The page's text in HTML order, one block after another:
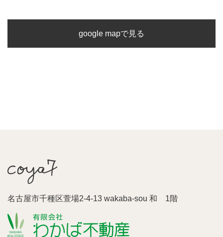
google mapで見る
名古屋市千種区萱場2-4-13 wakaba-sou 和 1階